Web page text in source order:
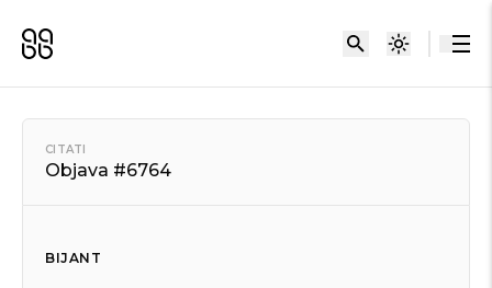
CITATI
Objava #6764
BIJANT